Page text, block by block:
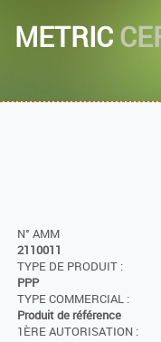
METRIC
N° AMM
2110011
TYPE DE PRODUIT :
PPP
TYPE COMMERCIAL :
Produit de référence
1ÈRE AUTORISATION :